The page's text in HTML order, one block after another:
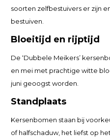
soorten zelfbestuivers er zijn
bestuiven.
Bloeitijd en rijptijd
De ‘Dubbele Meikers’
en mei met prachtige witte
juni geoogst worden.
Standplaats
Kersenbomen staan bij
of halfschaduw, het liefst op